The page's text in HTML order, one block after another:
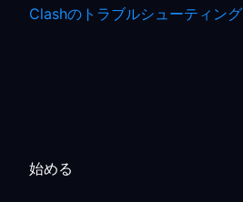
Clashのトラブルシューティング
始める